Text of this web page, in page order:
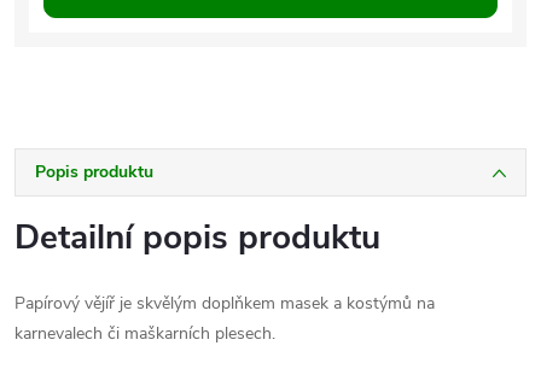
Popis produktu
Detailní popis produktu
Papírový vějíř je skvělým doplňkem masek a kostýmů na
karnevalech či maškarních plesech.